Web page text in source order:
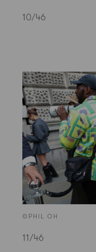
10/46
©PHIL OH
11/46